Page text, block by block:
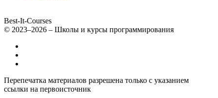
Best-It-Courses
© 2023–2026 – Школы и курсы программирования
Перепечатка материалов разрешена только с указанием
ссылки на первоисточник